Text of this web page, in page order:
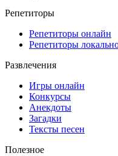
Репетиторы
Репетиторы онлайн
Репетиторы
Развлечения
Игры онлайн
Конкурсы
Анекдоты
Загадки
Тексты песен
Полезное